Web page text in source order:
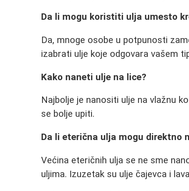
Da li mogu koristiti ulja umesto
Da, mnoge osobe u potpunosti
izabrati ulje koje odgovara vašem
Kako naneti ulje na lice?
Najbolje je nanositi ulje na vlažnu
se bolje upiti.
Da li eterična ulja mogu direktno
Većina eteričnih ulja se ne sme
uljima. Izuzetak su ulje čajevca i